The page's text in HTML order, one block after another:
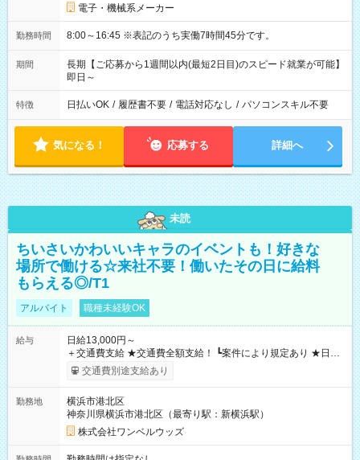
電子・機械系メーカー
勤務時間 8:00～16:45 ※表記のうち実働7時間45分です。
期間
長期【ご応募から1週間以内(最短2日目)のスピード就業が可能】
即日～
特徴 日払いOK / 履歴書不要 / 電話対応なし / パソコンスキル不要
気になる！ 応募する 詳細へ
未読
ちいさいかわいいキャラのイベントも！好きな
場所で働ける☆来社不要！働いたその日に給料
もらえる◎/T1
アルバイト 職種未経験OK
給与
日給13,000円～
＋交通費支給 ★交通費全額支給！ ┗案件により規定あり ★日払
いOK！（規定あり） ┗働いたその日に現金GET♪ お仕事後はコ
ンビニATMから 日払い分を引き落とせます！ 【試用期間】試
交通費別途支給あり
勤務地
横浜市港北区
神奈川県横浜市港北区（最寄り駅：新横浜駅）
株式会社ワンベルウッズ